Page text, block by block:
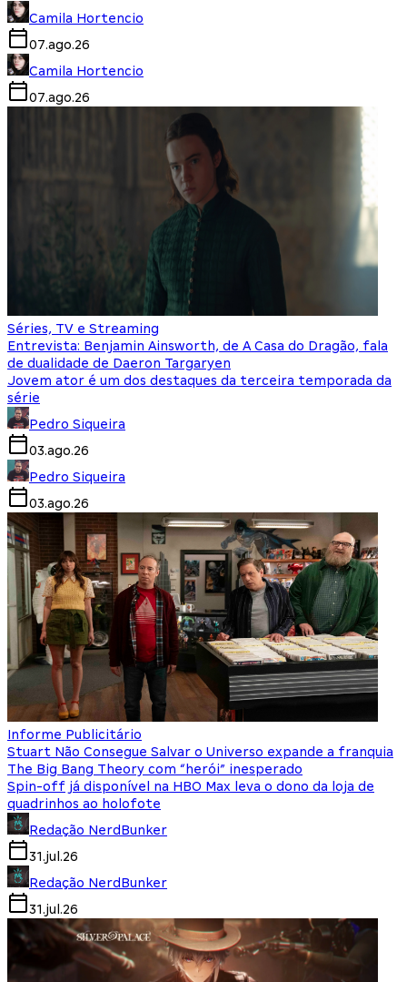
Camila Hortencio
07.ago.26
Camila Hortencio
07.ago.26
Séries, TV e Streaming
Entrevista: Benjamin Ainsworth, de A Casa do Dragão, fala
de dualidade de Daeron Targaryen
Jovem ator é um dos destaques da terceira temporada da
série
Pedro Siqueira
03.ago.26
Pedro Siqueira
03.ago.26
Informe Publicitário
Stuart Não Consegue Salvar o Universo expande a franquia
The Big Bang Theory com “herói” inesperado
Spin-off já disponível na HBO Max leva o dono da loja de
quadrinhos ao holofote
Redação NerdBunker
31.jul.26
Redação NerdBunker
31.jul.26